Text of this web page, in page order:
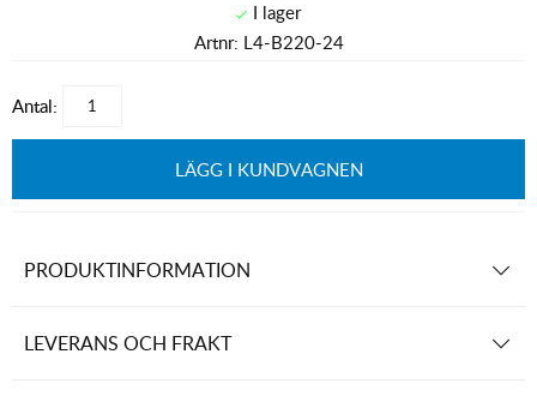
Artnr: L4-B220-24
Antal:
LÄGG I KUNDVAGNEN
PRODUKTINFORMATION
LEVERANS OCH FRAKT